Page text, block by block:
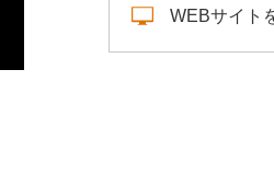
WEBサイト